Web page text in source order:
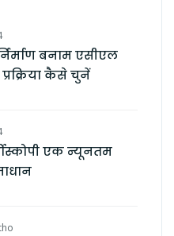
बनाम एसीएल
कैसे चुनें
एक न्यूनतम